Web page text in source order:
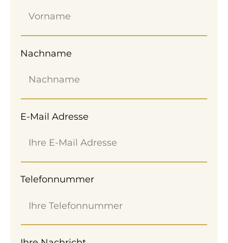
Nachname
E-Mail Adresse
Telefonnummer